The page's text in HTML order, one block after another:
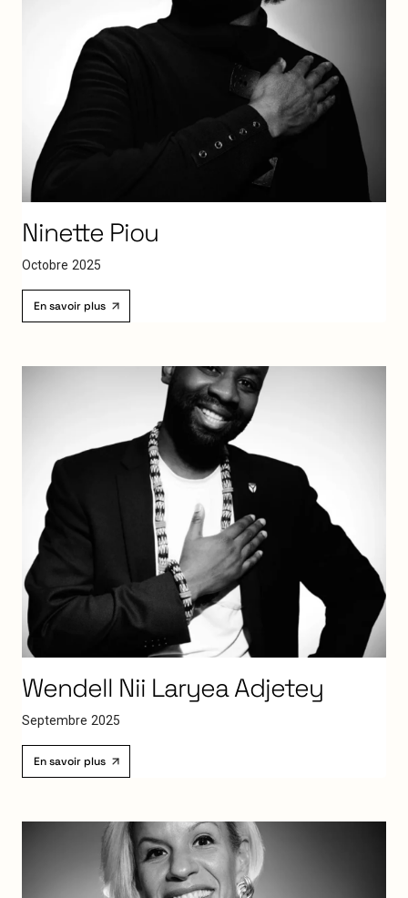
Ninette Piou
Octobre 2025
En savoir plus
Wendell Nii LaryeaAdjetey
Septembre 2025
En savoir plus